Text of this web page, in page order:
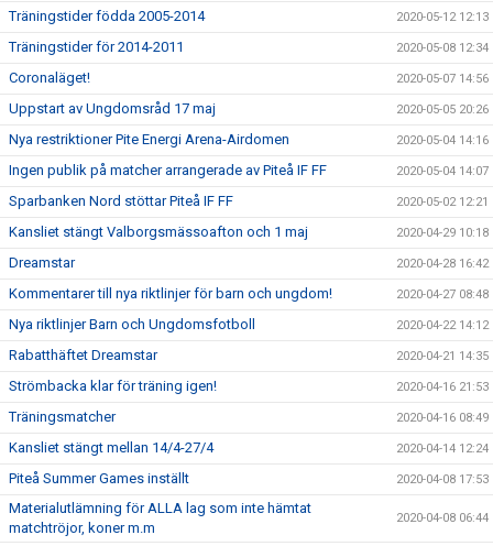
Träningstider födda 2005-2014 2020-05-12 12:13
Träningstider för 2014-2011 2020-05-08 12:34
Coronaläget! 2020-05-07 14:56
Uppstart av Ungdomsråd 17 maj 2020-05-05 20:26
Nya restriktioner Pite Energi Arena-Airdomen 2020-05-04 14:16
Ingen publik på matcher arrangerade av Piteå IF FF 2020-05-04 14:07
Sparbanken Nord stöttar Piteå IF FF 2020-05-02 12:21
Kansliet stängt Valborgsmässoafton och 1 maj 2020-04-29 10:18
Dreamstar 2020-04-28 16:42
Kommentarer till nya riktlinjer för barn och ungdom! 2020-04-27 08:48
Nya riktlinjer Barn och Ungdomsfotboll 2020-04-22 14:12
Rabatthäftet Dreamstar 2020-04-21 14:35
Strömbacka klar för träning igen! 2020-04-16 21:53
Träningsmatcher 2020-04-16 08:49
Kansliet stängt mellan 14/4-27/4 2020-04-14 12:24
Piteå Summer Games inställt 2020-04-08 17:53
Materialutlämning för ALLA lag som inte hämtat
matchtröjor, koner m.m
2020-04-08 06:44